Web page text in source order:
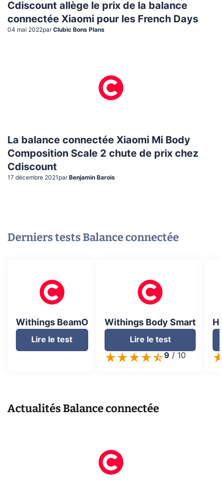
Cdiscount allège le prix de la balance
connectée Xiaomi pour les French Days
04 mai 2022par Clubic Bons Plans
La balance connectée Xiaomi Mi Body
Composition Scale 2 chute de prix chez
Cdiscount
17 décembre 2021 par Benjamin Barois
Derniers testsBalance connectée
Withings BeamO
Lire le test
Withings Body Smart
Lire le test
9 / 10
ActualitésBalance connectée